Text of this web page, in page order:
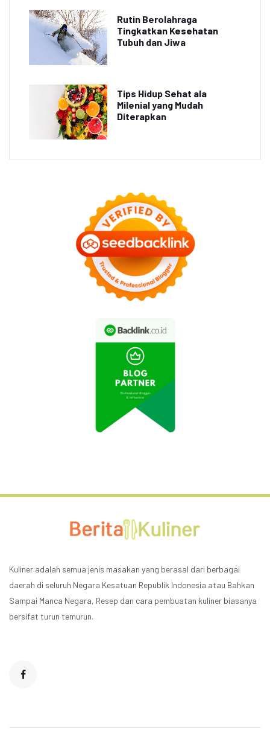
Rutin Berolahraga
Tingkatkan Kesehatan
Tubuh dan Jiwa
Tips Hidup Sehat ala
Milenial yang Mudah
Diterapkan
Kuliner adalah semua jenis masakan yang berasal dari berbagai
daerah di seluruh Negara Kesatuan Republik Indonesia atau Bahkan
Sampai Manca Negara, Resep dan cara pembuatan kuliner biasanya
bersifat turun temurun.